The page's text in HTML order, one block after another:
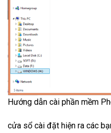
Hướng dẫn cài phần mềm
cửa sổ cài đặt hiện ra các